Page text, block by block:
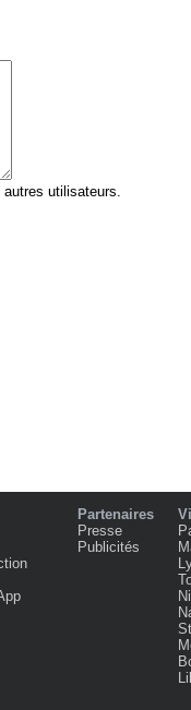
utilisateurs.
Partenaires
Presse
Publicités